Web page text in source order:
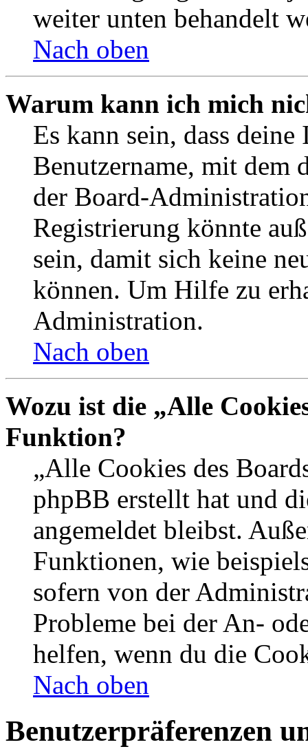
weiter unten behandelt
Nach oben
Warum kann ich mich
Es kann sein, dass
Benutzername, mit dem
der Board-
Registrierung könnte
sein, damit sich keine
können. Um Hilfe zu
Administration.
Nach oben
Wozu ist die „Alle
Funktion?
„Alle Cookies des
phpBB erstellt hat und
angemeldet bleibst.
Funktionen, wie
sofern von der
Probleme bei der An-
helfen, wenn du die
Nach oben
Benutzerpräferenzen